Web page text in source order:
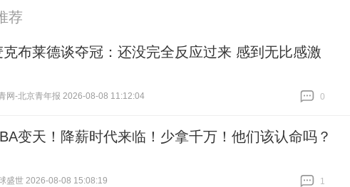
荐
克布莱德谈夺冠：还没完全反应过来 感到无比感激
网-北京青年报 2026-08-08 11:12:04
0
变天！降薪时代来临！少拿千万！他们该认命吗？
盛世 2026-08-08 15:08:19
1